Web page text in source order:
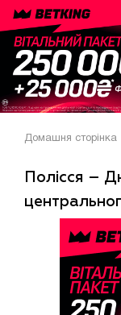
Домашня сторінка
Полісся –